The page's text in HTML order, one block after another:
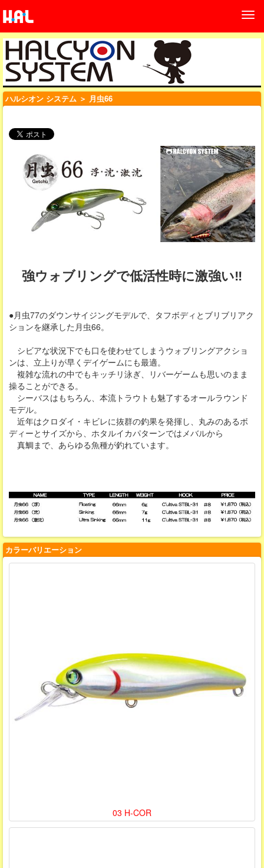
ハルシオン システム ＞ 月虫66
強ウォブリングで低活性時に激強い‼
●月虫77のダウンサイジングモデルで、タフボディとブリブリアク
ションを継承した月虫66。
シビアな状況下でも口を使わせてしまうウォブリングアクショ
ンは、立上りが早くデイゲームにも最適。
複雑な流れの中でもキッチリ泳ぎ、リバーゲームも思いのまま
操ることができる。
シーバスはもちろん、本流トラウトも魅了するオールラウンド
モデル。
近年はクロダイ・キビレに抜群の釣果を発揮し、丸みのあるボ
ディーとサイズから、ホタルイカパターンではメバルから
真鯛まで、あらゆる魚種が釣れています。
カラーバリエーション
03 H-COR